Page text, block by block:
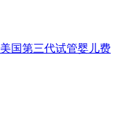
美国第三代试管婴儿费